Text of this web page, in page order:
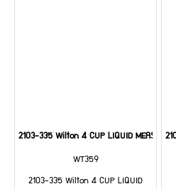
2103-335 Wilton 4 CUP LIQUID MEASURE
WT359
2103-335 Wilton 4 CUP LIQUID